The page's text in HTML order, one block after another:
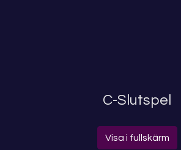
C-Slutspel
Visa i fullskärm